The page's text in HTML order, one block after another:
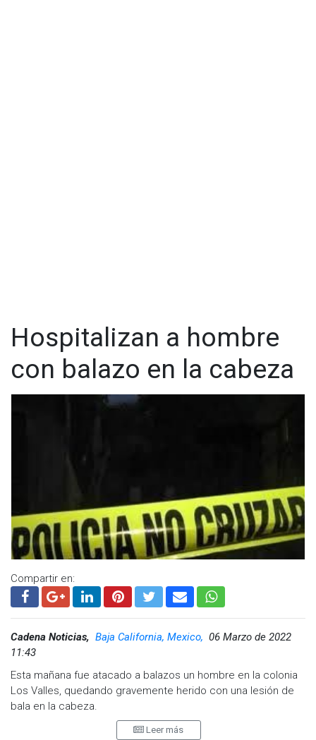
Hospitalizan a hombre
con balazo en la cabeza
Compartir en:
Cadena Noticias, Baja California, Mexico, 06 Marzo de 2022
11:43
Esta mañana fue atacado a balazos un hombre en la colonia
Los Valles, quedando gravemente herido con una lesión de
bala en la cabeza.
Leer más